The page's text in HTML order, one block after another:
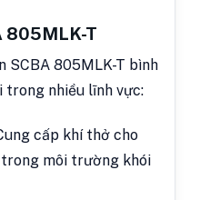
805MLK-T
SCBA 805MLK-T bình
trong nhiều lĩnh vực:
cấp khí thở cho
môi trường khói